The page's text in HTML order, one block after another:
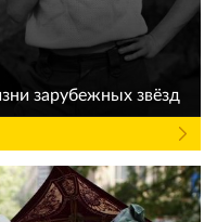
зарубежных звёзд